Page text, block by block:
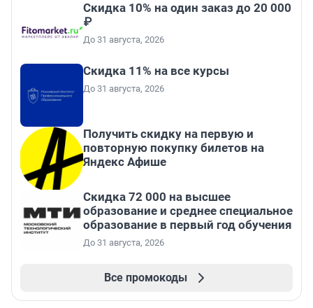
Скидка 10% на один заказ до 20 000
₽
До 31 августа, 2026
Скидка 11% на все курсы
До 31 августа, 2026
Получить скидку на первую и
повторную покупку билетов на
Яндекс Афише
Скидка 72 000 на высшее
образование и среднее специальное
образование в первый год обучения
До 31 августа, 2026
Все промокоды